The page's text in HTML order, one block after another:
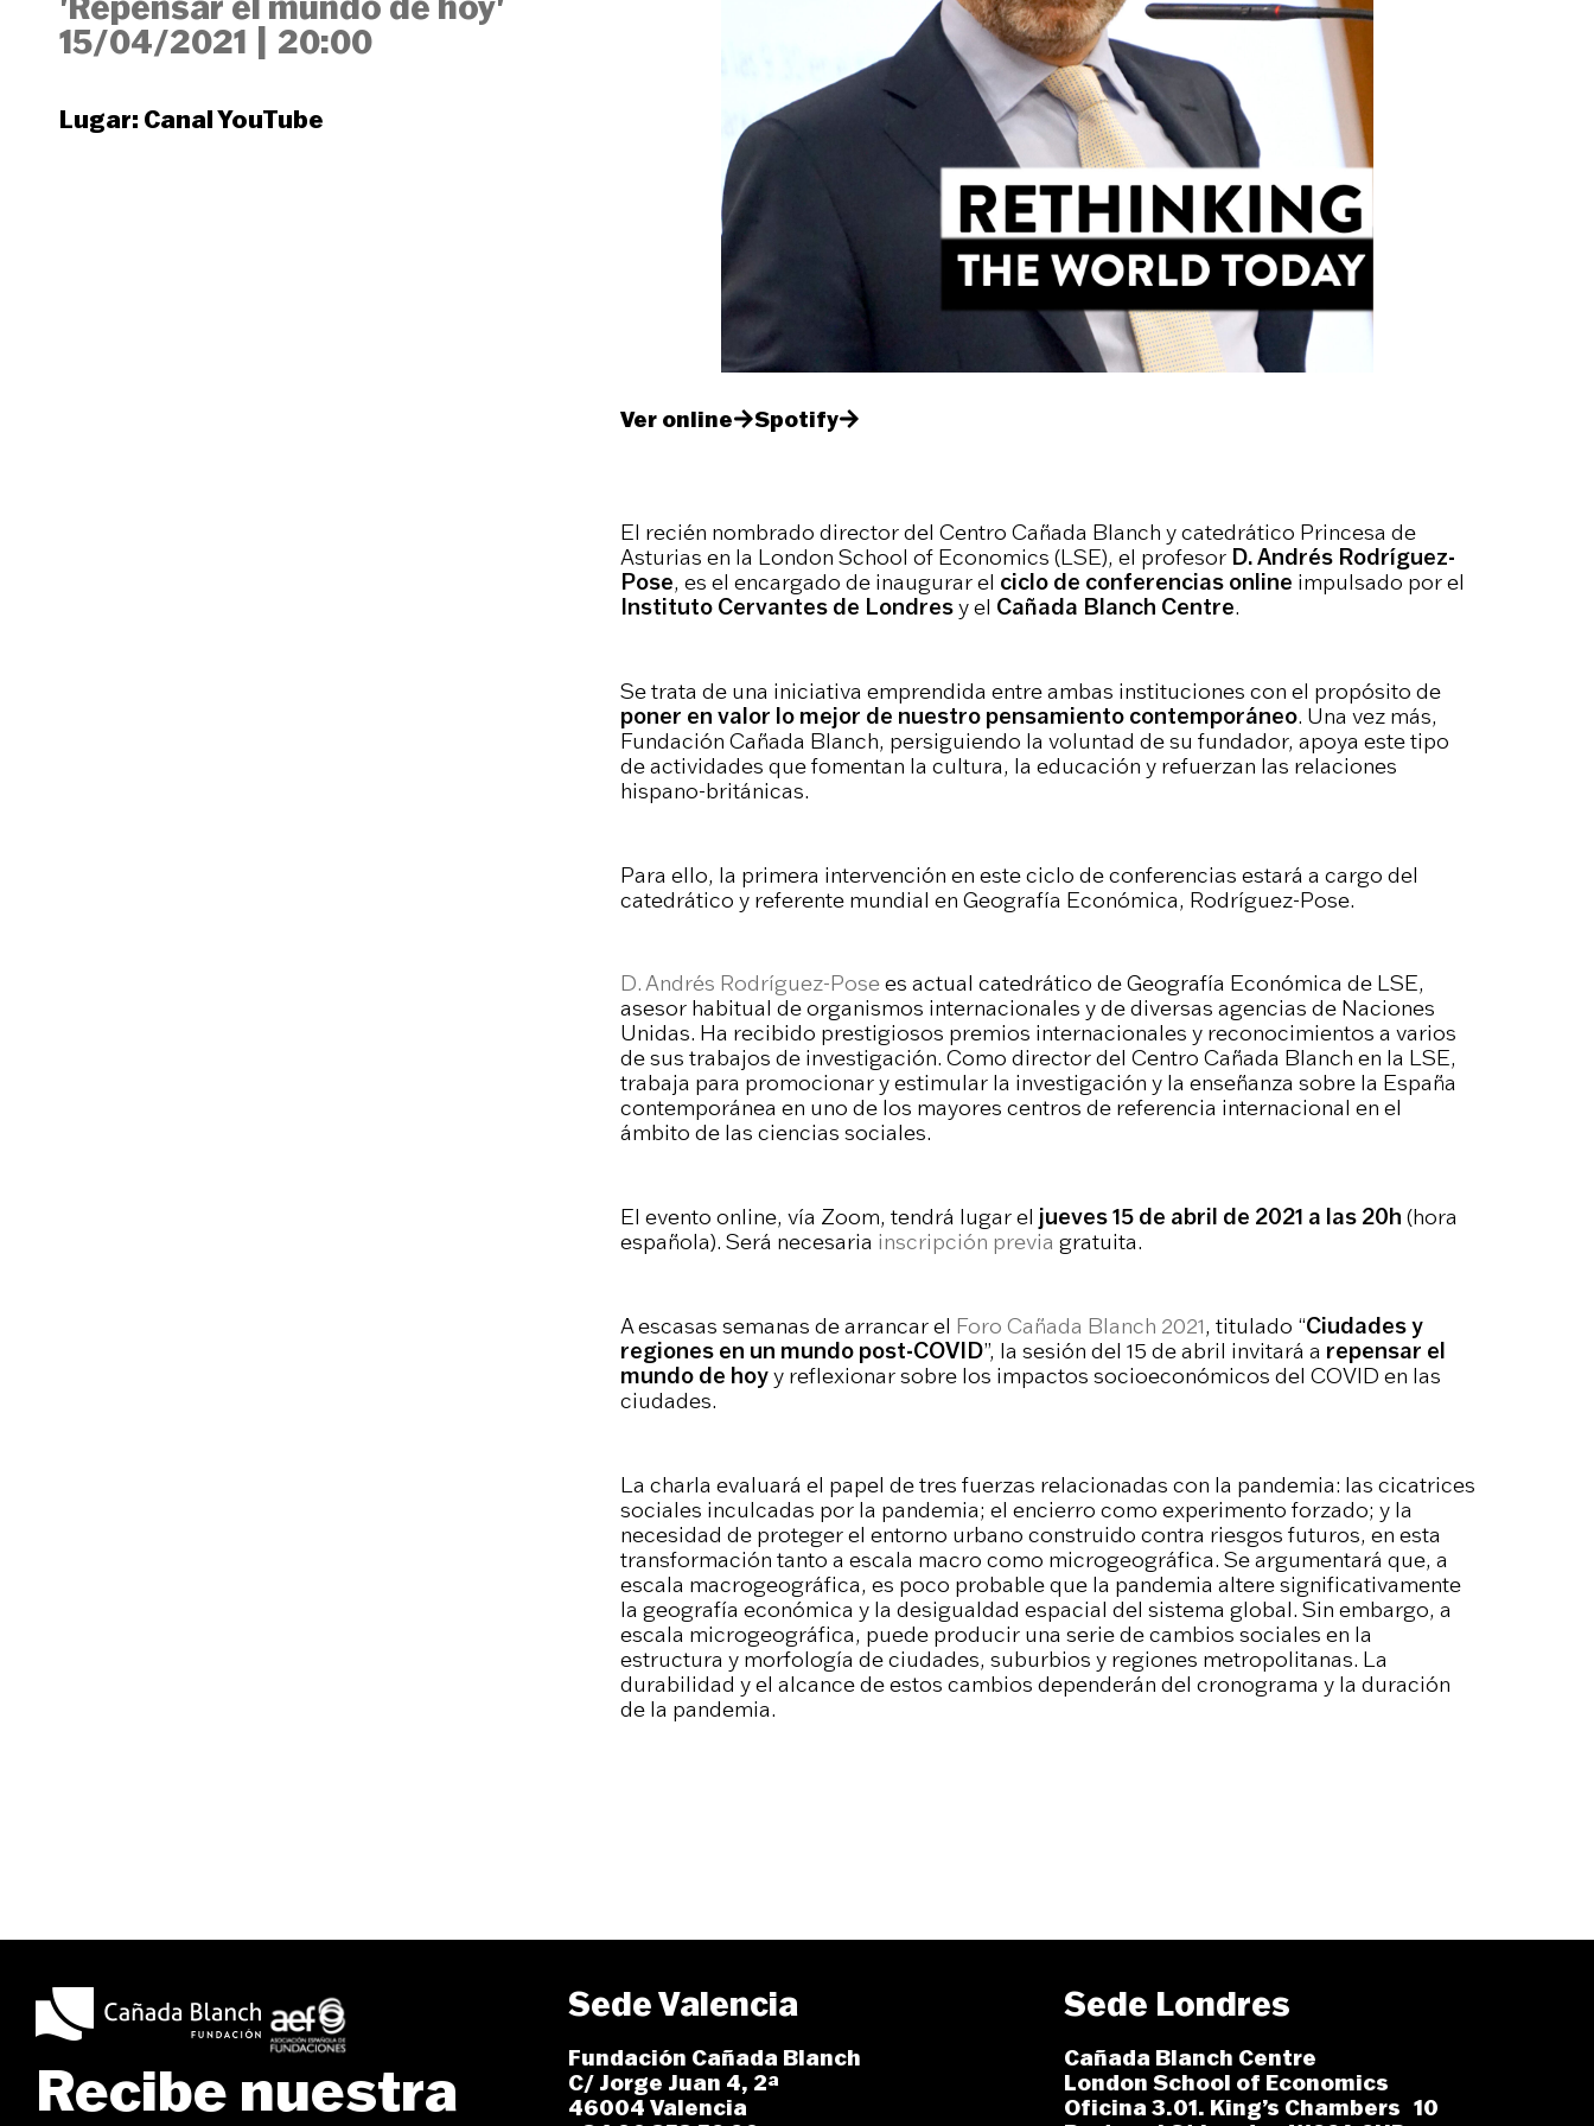
15/04/2021
20:00
Lugar: Canal YouTube
Ver online Spotify
El recién nombrado director del Centro Cañada Blanch y catedrático Princesa de
Asturias en la London School of Economics (LSE), el profesor D. Andrés Rodríguez-
Pose, es el encargado de inaugurar el ciclo de conferencias online impulsado por el
Instituto Cervantes de Londresy el Cañada Blanch Centre.
Se trata de una iniciativa emprendida entre ambas instituciones con el propósito de
poner en valor lo mejor de nuestro pensamiento contemporáneo. Una vez más,
Fundación Cañada Blanch, persiguiendo la voluntad de su fundador, apoya este tipo
de actividades que fomentan la cultura, la educación y refuerzan las relaciones
hispano-británicas.
Para ello, la primera intervención en este ciclo de conferencias estará a cargo del
catedrático y referente mundial en Geografía Económica, Rodríguez-Pose.
D. Andrés Rodríguez-Posees actual catedrático de Geografía Económica de LSE,
asesor habitual de organismos internacionales y de diversas agencias de Naciones
Unidas. Ha recibido prestigiosos premios internacionales y reconocimientos a varios
de sus trabajos de investigación. Como director del Centro Cañada Blanch en la LSE,
trabaja para promocionar y estimular la investigación y la enseñanza sobre la España
contemporánea en uno de los mayores centros de referencia internacional en el
ámbito de las ciencias sociales.
El evento online, vía Zoom, tendrá lugar el jueves 15 de abril de 2021 a las 20h (hora
española). Será necesaria inscripción previa gratuita.
A escasas semanas de arrancar el Foro Cañada Blanch 2021, titulado “Ciudades y
regiones en un mundo post-COVID”, la sesión del 15 de abril invitará a repensar el
mundo de hoyy reflexionar sobre los impactos socioeconómicos del COVID en las
ciudades.
La charla evaluará el papel de tres fuerzas relacionadas con la pandemia: las cicatrices
sociales inculcadas por la pandemia; el encierro como experimento forzado; y la
necesidad de proteger el entorno urbano construido contra riesgos futuros, en esta
transformación tanto a escala macro como microgeográfica. Se argumentará que, a
escala macrogeográfica, es poco probable que la pandemia altere significativamente
la geografía económica y la desigualdad espacial del sistema global. Sin embargo, a
escala microgeográfica, puede producir una serie de cambios sociales en la
estructura y morfología de ciudades, suburbios y regiones metropolitanas. La
durabilidad y el alcance de estos cambios dependerán del cronograma y la duración
de la pandemia.
Recibe nuestra
Sede Valencia
Fundación Cañada Blanch
C/ Jorge Juan 4, 2ª
46004 Valencia
Sede Londres
Cañada Blanch Centre
London School of Economics
Oficina 3.01. King’s Chambers 10